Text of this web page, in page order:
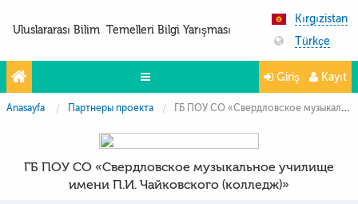
Uluslararası Bilim Temelleri Bilgi Yarışması
Kırgızistan
Türkçe
Yarışmalar
Partnerler
Giriş Kayıt
Anasayfa Партнеры проекта ГБ ПОУ СО «Свердловское музыкальное училище имени П.И. Чайковского (колледж)»
ГБ ПОУ СО «Свердловское музыкальное училище
имени П.И. Чайковского (колледж)»